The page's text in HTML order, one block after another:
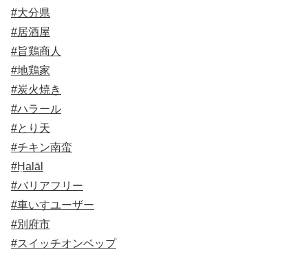
#大分県
#居酒屋
#旨鶏商人
#地鶏家
#炭火焼き
#ハラール
#とり天
#チキン南蛮
#Ḥalāl
#バリアフリー
#車いすユーザー
#別府市
#スイッチオンベップ